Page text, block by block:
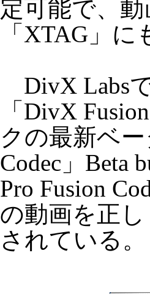
定可能で、
「XTAG」
DivX Labs
「DivX
クの最新ベ
Codec」Beta
Pro Fusion
の動画を正
されている。